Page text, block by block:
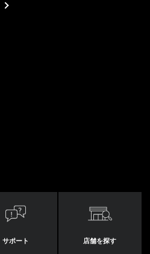
サポート 店舗を探す